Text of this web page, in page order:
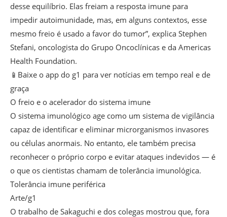
desse equilíbrio. Elas freiam a resposta imune para
impedir autoimunidade, mas, em alguns contextos, esse
mesmo freio é usado a favor do tumor”, explica Stephen
Stefani, oncologista do Grupo Oncoclínicas e da Americas
Health Foundation.
📱Baixe o app do g1 para ver notícias em tempo real e de
graça
O freio e o acelerador do sistema imune
O sistema imunológico age como um sistema de vigilância
capaz de identificar e eliminar microrganismos invasores
ou células anormais. No entanto, ele também precisa
reconhecer o próprio corpo e evitar ataques indevidos — é
o que os cientistas chamam de tolerância imunológica.
Tolerância imune periférica
Arte/g1
O trabalho de Sakaguchi e dos colegas mostrou que, fora